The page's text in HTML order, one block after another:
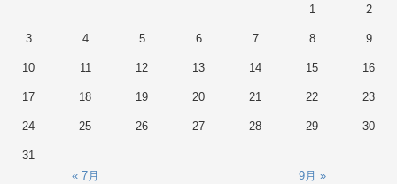
1 2
3 4 5 6 7 8 9
10 11 12 13 14 15 16
17 18 19 20 21 22 23
24 25 26 27 28 29 30
31
« 7月
9月 »